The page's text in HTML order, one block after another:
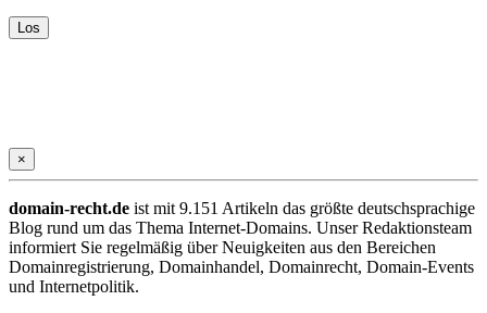
×
domain-recht.de ist mit 9.151 Artikeln das größte deutschsprachige
Blog rund um das Thema Internet-Domains. Unser Redaktionsteam
informiert Sie regelmäßig über Neuigkeiten aus den Bereichen
Domainregistrierung, Domainhandel, Domainrecht, Domain-Events
und Internetpolitik.